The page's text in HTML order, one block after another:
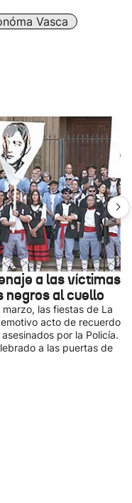
Vasca
a las víctimas
negros al cuello
las fiestas de La
acto de recuerdo
por la Policía.
a las puertas de